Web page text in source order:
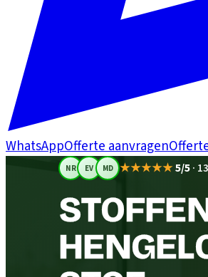
WhatsAppOfferte aanvragen
NR EV MD ★★★★★5/5·